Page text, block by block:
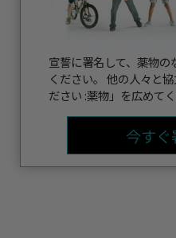
宣誓に署名して、薬物
ください。 他の人々と
ださい :薬物」を広めてく
今すぐ